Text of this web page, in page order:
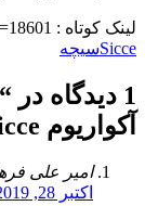
لینک کوتاه :
Sicceسیچه
1 دیدگاه در “
آکواریوم Sicce را به طور کامل بشناسید
امیر علی
اکتبر 28, 2019 در 10:59 ب.ظ